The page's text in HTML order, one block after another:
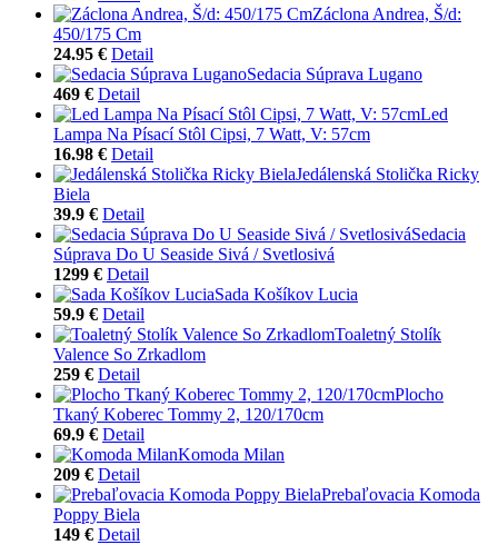
Záclona Andrea, Š/d:
450/175 Cm
24.95 € Detail
Sedacia Súprava Lugano
469 € Detail
Led
Lampa Na Písací Stôl Cipsi, 7 Watt, V: 57cm
16.98 € Detail
Jedálenská Stolička Ricky
Biela
39.9 € Detail
Sedacia
Súprava Do U Seaside Sivá / Svetlosivá
1299 € Detail
Sada Košíkov Lucia
59.9 € Detail
Toaletný Stolík
Valence So Zrkadlom
259 € Detail
Plocho
Tkaný Koberec Tommy 2, 120/170cm
69.9 € Detail
Komoda Milan
209 € Detail
Prebaľovacia Komoda
Poppy Biela
149 € Detail